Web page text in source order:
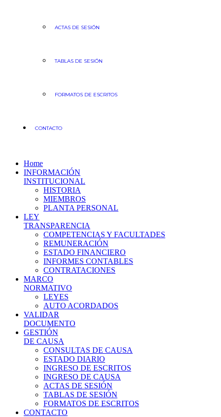
ACTAS DE SESIÓN
TABLAS DE SESIÓN
FORMATOS DE ESCRITOS
CONTACTO
Home
INFORMACIÓN
INSTITUCIONAL
HISTORIA
MIEMBROS
PLANTA PERSONAL
LEY
TRANSPARENCIA
COMPETENCIAS Y FACULTADES
REMUNERACIÓN
ESTADO FINANCIERO
INFORMES CONTABLES
CONTRATACIONES
MARCO
NORMATIVO
LEYES
AUTO ACORDADOS
VALIDAR
DOCUMENTO
GESTIÓN
DE CAUSA
CONSULTAS DE CAUSA
ESTADO DIARIO
INGRESO DE ESCRITOS
INGRESO DE CAUSA
ACTAS DE SESIÓN
TABLAS DE SESIÓN
FORMATOS DE ESCRITOS
CONTACTO